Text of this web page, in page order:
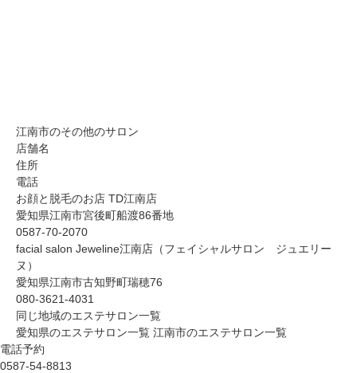
江南市のその他のサロン
店舗名
住所
電話
お顔と脱毛のお店 TD江南店
愛知県江南市宮後町船渡86番地
0587-70-2070
facial salon Jeweline江南店（フェイシャルサロン ジュエリー
ヌ）
愛知県江南市古知野町瑞穂76
080-3621-4031
同じ地域のエステサロン一覧
愛知県のエステサロン一覧 江南市のエステサロン一覧
電話予約
0587-54-8813